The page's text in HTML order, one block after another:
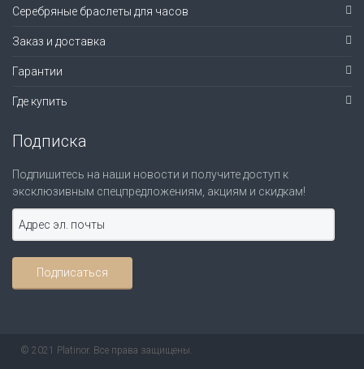
Серебряные браслеты для часов
Заказ и доставка
Гарантии
Где купить
Подписка
Подпишитесь на наши новости и получите доступ к
эксклюзивным спецпредложениям, акциям и скидкам!
© 2021 Platinor. Все права защищены.